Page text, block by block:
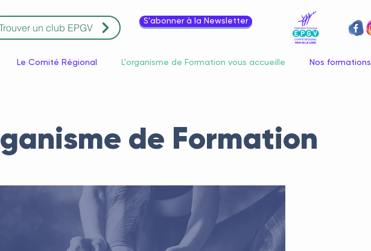
un club EPGV
S'abonner à la Newsletter
Le Comité Régional L'organisme de Formation vous accueille Nos formations
de Formation